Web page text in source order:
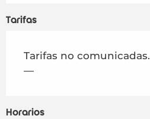
Tarifas
Tarifas no comunicadas.
—
Horarios